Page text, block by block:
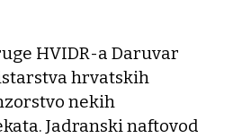
HVIDR-a Daruvar
hrvatskih
nekih
Jadranski naftovod